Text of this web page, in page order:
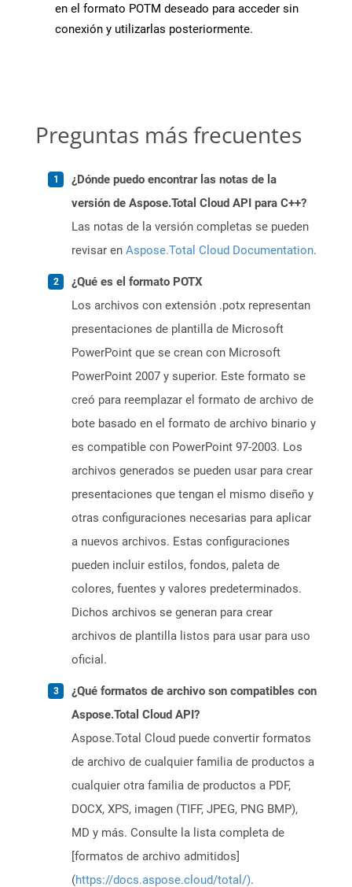
en el formato POTM deseado para acceder sin
conexión y utilizarlas posteriormente.
Preguntas más frecuentes
¿Dónde puedo encontrar las notas de la
versión de Aspose.Total Cloud API para C++?
Las notas de la versión completas se pueden
revisar en Aspose.Total Cloud Documentation.
¿Qué es el formato POTX
Los archivos con extensión .potx representan
presentaciones de plantilla de Microsoft
PowerPoint que se crean con Microsoft
PowerPoint 2007 y superior. Este formato se
creó para reemplazar el formato de archivo de
bote basado en el formato de archivo binario y
es compatible con PowerPoint 97-2003. Los
archivos generados se pueden usar para crear
presentaciones que tengan el mismo diseño y
otras configuraciones necesarias para aplicar
a nuevos archivos. Estas configuraciones
pueden incluir estilos, fondos, paleta de
colores, fuentes y valores predeterminados.
Dichos archivos se generan para crear
archivos de plantilla listos para usar para uso
oficial.
¿Qué formatos de archivo son compatibles con
Aspose.Total Cloud API?
Aspose.Total Cloud puede convertir formatos
de archivo de cualquier familia de productos a
cualquier otra familia de productos a PDF,
DOCX, XPS, imagen (TIFF, JPEG, PNG BMP),
MD y más. Consulte la lista completa de
[formatos de archivo admitidos]
(https://docs.aspose.cloud/total/).